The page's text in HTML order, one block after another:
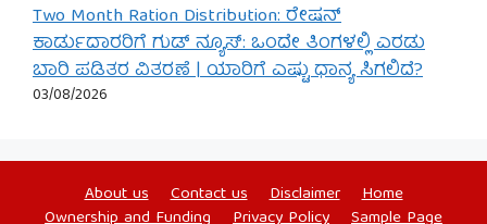
Two Month Ration Distribution: ರೇಷನ್
ಕಾರ್ಡುದಾರರಿಗೆ ಗುಡ್ ನ್ಯೂಸ್: ಒಂದೇ ತಿಂಗಳಲ್ಲಿ ಎರಡು
ಬಾರಿ ಪಡಿತರ ವಿತರಣೆ | ಯಾರಿಗೆ ಎಷ್ಟು ಧಾನ್ಯ ಸಿಗಲಿದೆ?
03/08/2026
About us Contact us Disclaimer
Home